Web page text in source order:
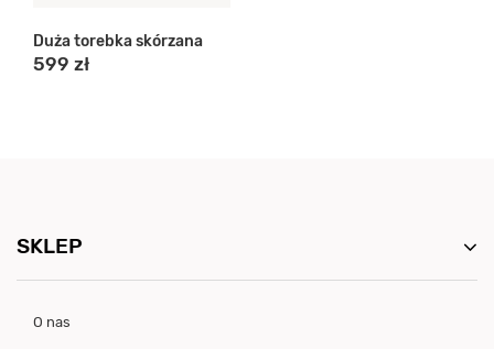
Duża torebka skórzana
599 zł
SKLEP
O nas